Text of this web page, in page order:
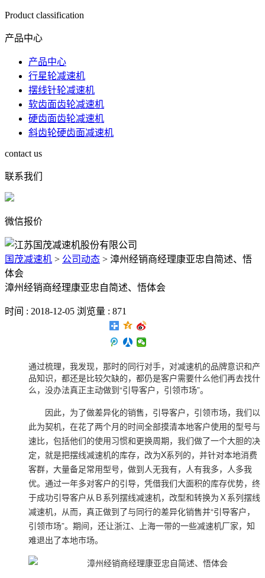
Product classification
产品中心
产品中心
行星轮减速机
摆线针轮减速机
软齿面齿轮减速机
硬齿面齿轮减速机
斜齿轮硬齿面减速机
contact us
联系我们
微信报价
国茂减速机 > 公司动态 > 漳州经销商经理康亚忠自简述、悟
体会
漳州经销商经理康亚忠自简述、悟体会
时间 : 2018-12-05 浏览量 : 871
通过梳理，我发现，那时的同行对手，对减速机的品牌意识和产
品知识，都还是比较欠缺的，都仍是客户需要什么他们再去找什
么，没办法真正主动做到“引导客户，引领市场”。
因此，为了做差异化的销售，引导客户，引领市场，我们以
此为契机，在花了两个月的时间全部摸清本地客户使用的型号与
速比，包括他们的使用习惯和更换周期，我们做了一个大胆的决
定，就是把摆线减速机的库存，改为X系列的，并针对本地消费
客群，大量备足常用型号，做到人无我有，人有我多，人多我
优。通过一年多对客户的引导，凭借我们大面积的库存优势，终
于成功引导客户从Ｂ系列摆线减速机，改型和转换为Ｘ系列摆线
减速机，从而，真正做到了与同行的差异化销售并“引导客户，
引领市场”。期间，还让浙江、上海一带的一些减速机厂家，知
难退出了本地市场。